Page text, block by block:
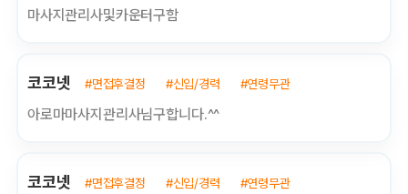
마사지관리사및카운터구함
코코넷 #면접후결정 #신입/경력 #연령무관
아로마마사지관리사님구합니다.^^
코코넷 #면접후결정 #신입/경력 #연령무관